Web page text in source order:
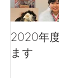
2020年
ます